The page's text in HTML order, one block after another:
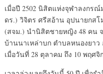
เมื่อปี 2502 นิสิตแห่งจุฬาลงกร
ดร.) วิจิตร ศรีสอ้าน อุปนายกส
(สจม.) นำนิสิตชายหญิง 48 คน
บ้านนาเหล่าบก ตำบลหนองยาว
เมื่อวันที่ 28 ตุลาคม ถึง 10 พฤศ